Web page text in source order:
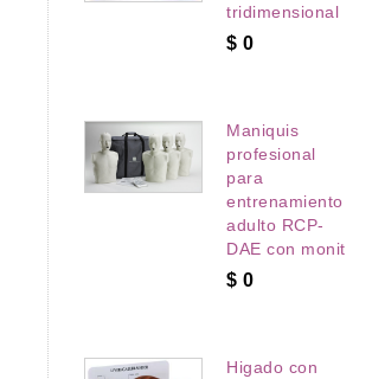
tridimensional
$ 0
Maniquis
profesional
para
entrenamiento
adulto RCP-
DAE con monit
$ 0
Higado con